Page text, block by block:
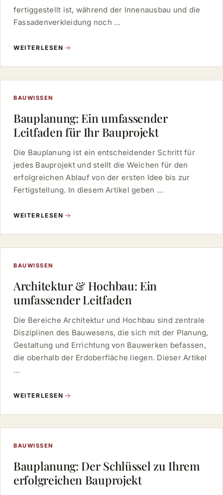
fertiggestellt ist, während der Innenausbau und die
Fassadenverkleidung noch …
WEITERLESEN
BAUWISSEN
Bauplanung: Ein umfassender
Leitfaden für Ihr Bauprojekt
Die Bauplanung ist ein entscheidender Schritt für
jedes Bauprojekt und stellt die Weichen für den
erfolgreichen Ablauf von der ersten Idee bis zur
Fertigstellung. In diesem Artikel geben …
WEITERLESEN
BAUWISSEN
Architektur & Hochbau: Ein
umfassender Leitfaden
Die Bereiche Architektur und Hochbau sind zentrale
Disziplinen des Bauwesens, die sich mit der Planung,
Gestaltung und Errichtung von Bauwerken befassen,
die oberhalb der Erdoberfläche liegen. Dieser Artikel
…
WEITERLESEN
BAUWISSEN
Bauplanung: Der Schlüssel zu Ihrem
erfolgreichen Bauprojekt